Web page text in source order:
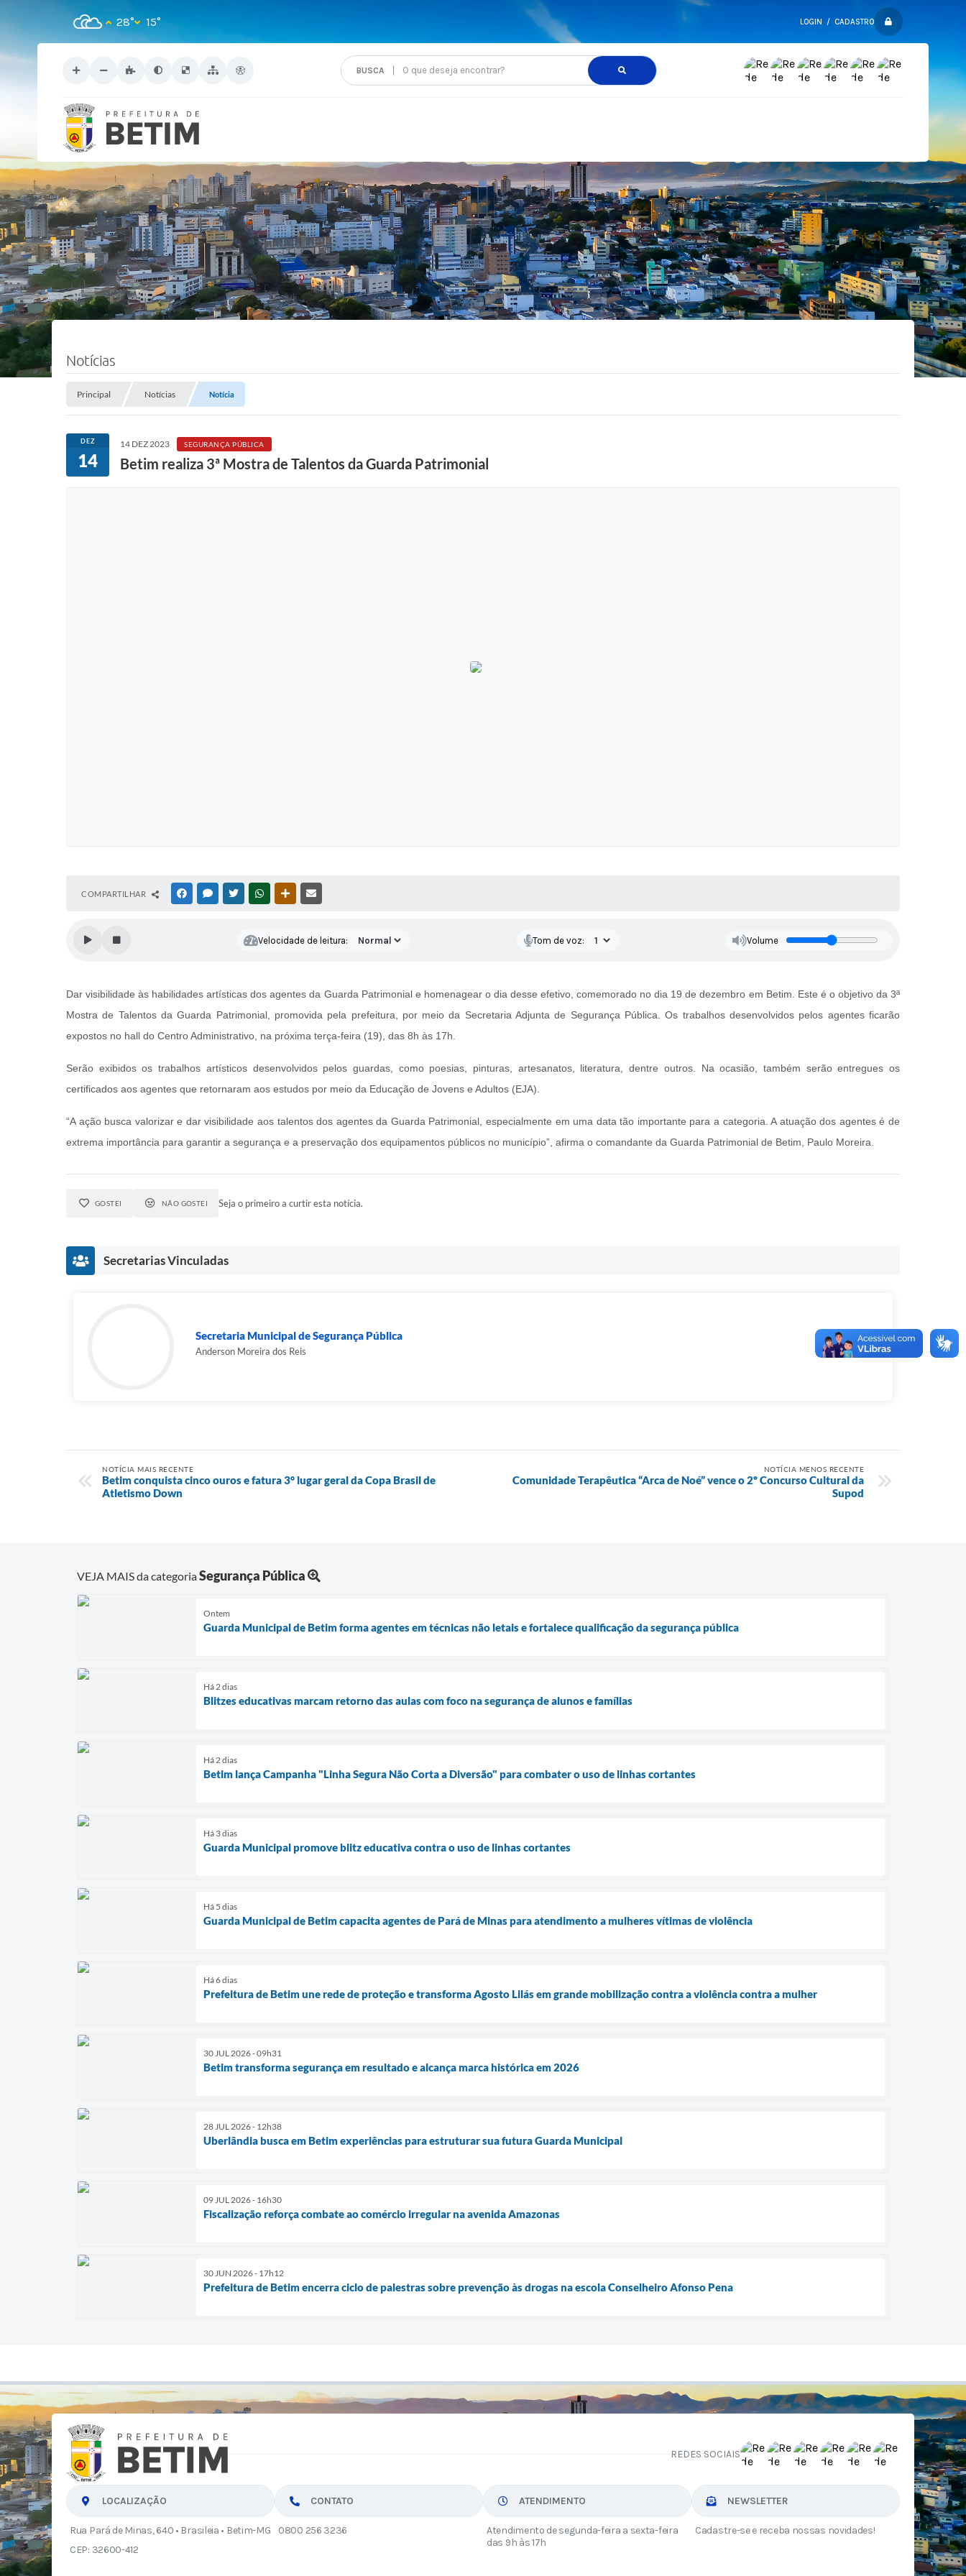
LOGIN / CADASTRO
O que deseja encontrar?
28° 15°
Notícias
Principal Notícias Notícia
DEZ
14
14 DEZ 2023 SEGURANÇA PÚBLICA
Betim realiza 3ª Mostra de Talentos da Guarda Patrimonial
COMPARTILHAR FACEBOOKMESSENGER
TWITTERWHATSAPPOUTRAS MÍDIAS
Velocidade de leitura: Tom de voz: Volume
Dar visibilidade às habilidades artísticas dos agentes da Guarda Patrimonial e homenagear o dia desse efetivo, comemorado no dia 19 de dezembro em Betim. Este é o objetivo da 3ª
Mostra de Talentos da Guarda Patrimonial, promovida pela prefeitura, por meio da Secretaria Adjunta de Segurança Pública. Os trabalhos desenvolvidos pelos agentes ficarão
expostos no hall do Centro Administrativo, na próxima terça-feira (19), das 8h às 17h.
Serão exibidos os trabalhos artísticos desenvolvidos pelos guardas, como poesias, pinturas, artesanatos, literatura, dentre outros. Na ocasião, também serão entregues os
certificados aos agentes que retornaram aos estudos por meio da Educação de Jovens e Adultos (EJA).
“A ação busca valorizar e dar visibilidade aos talentos dos agentes da Guarda Patrimonial, especialmente em uma data tão importante para a categoria. A atuação dos agentes é de
extrema importância para garantir a segurança e a preservação dos equipamentos públicos no município”, afirma o comandante da Guarda Patrimonial de Betim, Paulo Moreira.
GOSTEI NÃO GOSTEI Seja o primeiro a curtir esta notícia.
Secretarias Vinculadas
Secretaria Municipal de Segurança Pública
Anderson Moreira dos Reis
NOTÍCIA MAIS RECENTE
Betim conquista cinco ouros e fatura 3° lugar geral da Copa Brasil de
Atletismo Down
NOTÍCIA MENOS RECENTE
Comunidade Terapêutica “Arca de Noé” vence o 2º Concurso Cultural da
Supod
VEJA MAIS da categoriaSegurança Pública
Ontem
Guarda Municipal de Betim forma agentes em técnicas não letais e fortalece qualificação da segurança pública
Há 2 dias
Blitzes educativas marcam retorno das aulas com foco na segurança de alunos e famílias
Há 2 dias
Betim lança Campanha "Linha Segura Não Corta a Diversão" para combater o uso de linhas cortantes
Há 3 dias
Guarda Municipal promove blitz educativa contra o uso de linhas cortantes
Há 5 dias
Guarda Municipal de Betim capacita agentes de Pará de Minas para atendimento a mulheres vítimas de violência
Há 6 dias
Prefeitura de Betim une rede de proteção e transforma Agosto Lilás em grande mobilização contra a violência contra a mulher
30 JUL 2026 - 09h31
Betim transforma segurança em resultado e alcança marca histórica em 2026
28 JUL 2026 - 12h38
Uberlândia busca em Betim experiências para estruturar sua futura Guarda Municipal
09 JUL 2026 - 16h30
Fiscalização reforça combate ao comércio irregular na avenida Amazonas
30 JUN 2026 - 17h12
Prefeitura de Betim encerra ciclo de palestras sobre prevenção às drogas na escola Conselheiro Afonso Pena
REDES SOCIAIS
LOCALIZAÇÃO
Rua Pará de Minas, 640 • Brasileia • Betim-MG
CEP: 32600-412
CONTATO
0800 256 3236
ATENDIMENTO
Atendimento de segunda-feira a sexta-feira
das 9h às 17h
NEWSLETTER
Cadastre-se e receba nossas novidades!